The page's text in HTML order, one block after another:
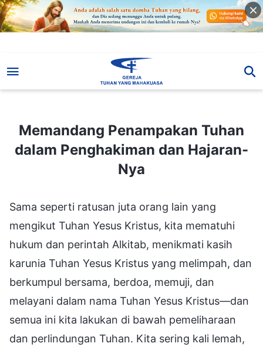
Memandang Penampakan Tuhan
dalam Penghakiman dan Hajaran-
Nya
Sama seperti ratusan juta orang lain yang
mengikut Tuhan Yesus Kristus, kita mematuhi
hukum dan perintah Alkitab, menikmati kasih
karunia Tuhan Yesus Kristus yang melimpah, dan
berkumpul bersama, berdoa, memuji, dan
melayani dalam nama Tuhan Yesus Kristus—dan
semua ini kita lakukan di bawah pemeliharaan
dan perlindungan Tuhan. Kita sering kali lemah,